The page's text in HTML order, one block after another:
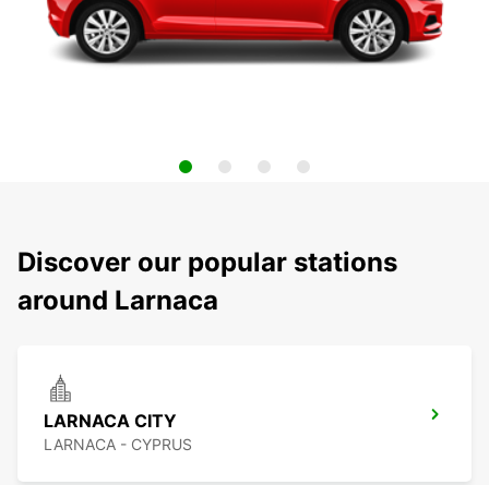
Discover our popular stations
around Larnaca
LARNACA CITY
LARNACA - CYPRUS